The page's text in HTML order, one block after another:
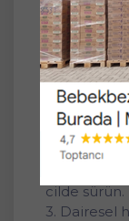
oluşturarak
• Nazik
hızla emilir.
• Günlük
kolayca
Kullanım
1.
temizleyip
cilde sürün.
3. Dairesel